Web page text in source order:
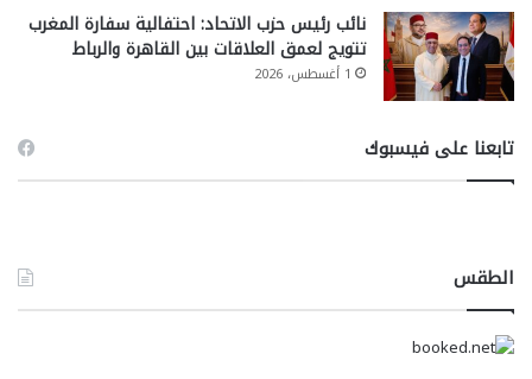
نائب رئيس حزب الاتحاد: احتفالية سفارة المغرب
تتويج لعمق العلاقات بين القاهرة والرباط
1 أغسطس، 2026
تابعنا على فيسبوك
الطقس